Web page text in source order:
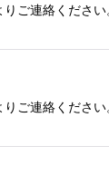
りご連絡くださ
りご連絡くださ